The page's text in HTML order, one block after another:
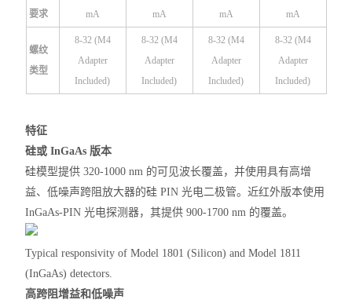
要求
mA
mA
mA
mA
螺纹
类型
8-32 (M4
Adapter
Included)
8-32 (M4
Adapter
Included)
8-32 (M4
Adapter
Included)
8-32 (M4
Adapter
Included)
特征
硅或 InGaAs 版本
硅模型提供 320-1000 nm 的可见波长覆盖，并使用具有高增
益、低噪声跨阻放大器的硅 PIN 光电二极管。近红外版本使用
InGaAs-PIN 光电探测器，其提供 900-1700 nm 的覆盖。
Typical responsivity of Model 1801 (Silicon) and Model 1811
(InGaAs) detectors.
高跨阻增益和低噪声